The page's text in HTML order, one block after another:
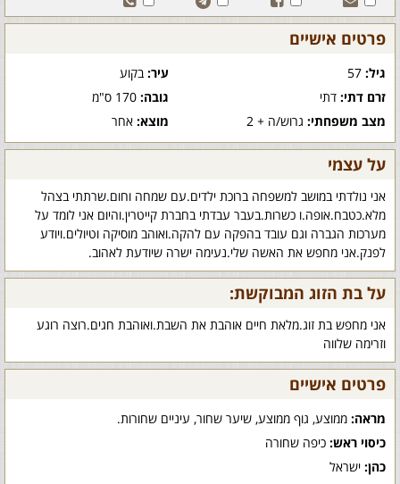
פרטים אישיים
גיל: עיר:בקוע
זרם דתי: דתי גובה:170 ס"מ
מצב משפחתי: גרוש/ה + 2 מוצא:אחר
על עצמי
אני נולדתי במושב למשפחה ברוכת ילדים.עם שמחה וחום.שרתתי בצהל
מלא.כטבח.אופה.ו כשרות.בעבר עבדתי בחברת קייטרין.והיום אני לומד על
מערכות הגברה וגם עובד בהפקה עם להקה.ואוהב מוסיקה וטיולים.ויודע
לפנק.אני מחפש את האשה שלי.נעימה ישרה שיודעת לאהוב.
על בת הזוג המבוקשת:
אני מחפש בת זוג.מלאת חיים אוהבת את השבת.ואוהבת חגים.רוצה רוגע
וזרימה שלווה
פרטים אישיים
מראה: ממוצע, גוף ממוצע, שיער שחור, עיניים שחורות.
כיסוי ראש: כיפה שחורה
כהן: ישראל